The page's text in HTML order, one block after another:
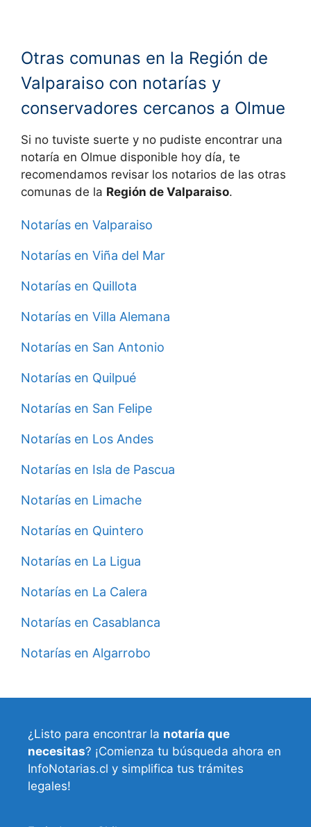
Otras comunas en la Región de
Valparaiso con notarías y
conservadores cercanos a Olmue
Si no tuviste suerte y no pudiste encontrar una
notaría en Olmue disponible hoy día, te
recomendamos revisar los notarios de las otras
comunas de la Región de Valparaiso.
Notarías en Valparaiso
Notarías en Viña del Mar
Notarías en Quillota
Notarías en Villa Alemana
Notarías en San Antonio
Notarías en Quilpué
Notarías en San Felipe
Notarías en Los Andes
Notarías en Isla de Pascua
Notarías en Limache
Notarías en Quintero
Notarías en La Ligua
Notarías en La Calera
Notarías en Casablanca
Notarías en Algarrobo
¿Listo para encontrar la notaría que
necesitas? ¡Comienza tu búsqueda ahora en
InfoNotarias.cl y simplifica tus trámites
legales!